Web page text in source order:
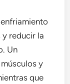
y reducir la
Un
y
que